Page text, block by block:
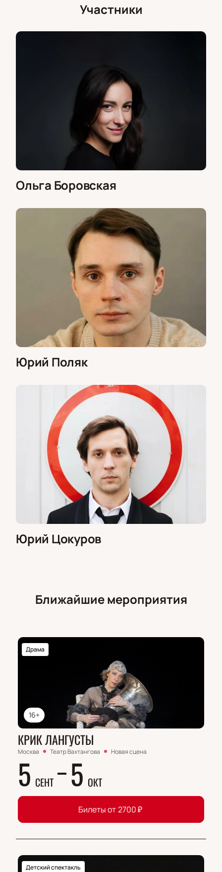
схеме зрительного зала и оформите заказ онлайн.
Участники
Ольга Боровская
Юрий Поляк
Юрий Цокуров
Ближайшие мероприятия
16+
Драма
КРИК ЛАНГУСТЫ
Москва Театр Вахтангова Новая сцена
5 СЕНТ 5 ОКТ
Билеты от 2700₽
Детский спектакль